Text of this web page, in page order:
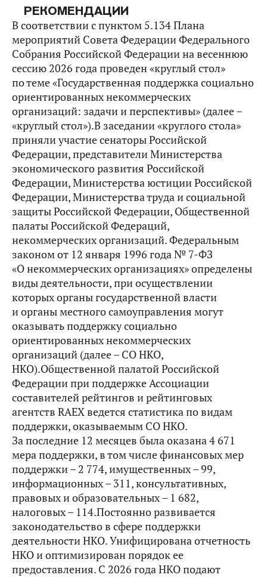
РЕКОМЕНДАЦИИ
В соответствии с пунктом 5.134 Плана
мероприятий Совета Федерации Федерального
Собрания Российской Федерации на весеннюю
сессию 2026 года проведен «круглый стол»
по теме «Государственная поддержка социально
ориентированных некоммерческих
организаций: задачи и перспективы» (далее –
«круглый стол»).В заседании «круглого стола»
приняли участие сенаторы Российской
Федерации, представители Министерства
экономического развития Российской
Федерации, Министерства юстиции Российской
Федерации, Министерства труда и социальной
защиты Российской Федерации, Общественной
палаты Российской Федераций,
некоммерческих организаций. Федеральным
законом от 12 января 1996 года № 7-ФЗ
«О некоммерческих организациях» определены
виды деятельности, при осуществлении
которых органы государственной власти
и органы местного самоуправления могут
оказывать поддержку социально
ориентированных некоммерческих
организаций (далее – СО НКО,
НКО).Общественной палатой Российской
Федерации при поддержке Ассоциации
составителей рейтингов и рейтинговых
агентств RAEX ведется статистика по видам
поддержки, оказываемым СО НКО.
За последние 12 месяцев была оказана 4 671
мера поддержки, в том числе финансовых мер
поддержки – 2 774, имущественных – 99,
информационных – 311, консультативных,
правовых и образовательных – 1 682,
налоговых – 114.Постоянно развивается
законодательство в сфере поддержки
деятельности НКО. Унифицирована отчетность
НКО и оптимизирован порядок ее
предоставления. С 2026 года НКО подают